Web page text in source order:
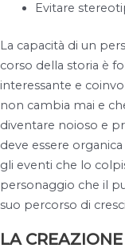
Evitare
La capacità di un
corso della storia è
interessante e
non cambia mai e
diventare noioso e
deve essere
gli eventi che lo
personaggio che il
suo percorso di
LA